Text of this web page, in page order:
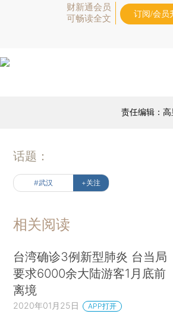
财新通会员
可畅读全文
订阅/会员
责任编辑：
话题：
#武汉 +关注
相关阅读
台湾确诊3例新型肺炎 台当局
要求6000余大陆游客1月底前
离境
2020年01月25日 APP打开